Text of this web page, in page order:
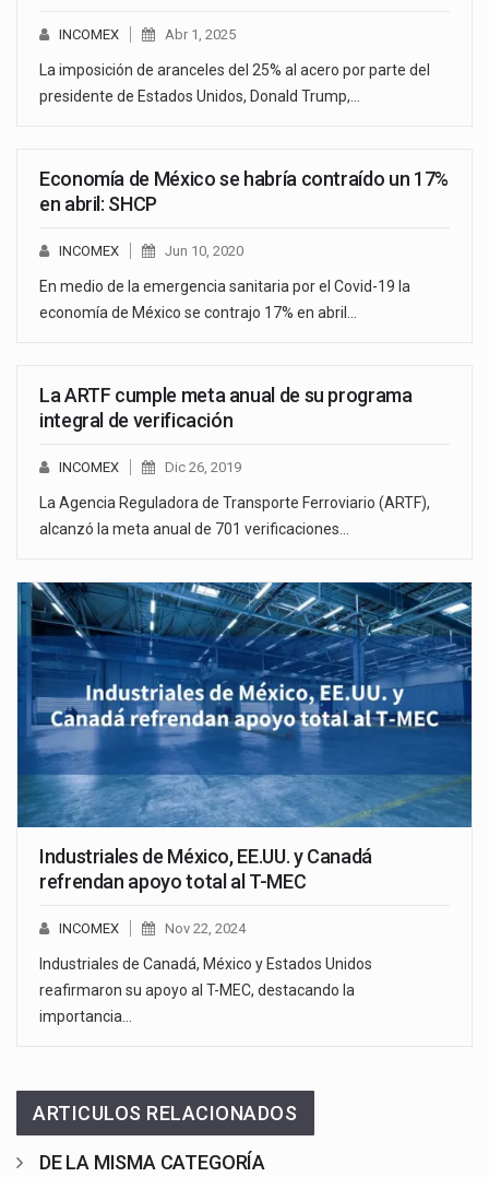
INCOMEX Abr 1, 2025
La imposición de aranceles del 25% al acero por parte del
presidente de Estados Unidos, Donald Trump,…
Economía de México se habría contraído un 17%
en abril: SHCP
INCOMEX Jun 10, 2020
En medio de la emergencia sanitaria por el Covid-19 la
economía de México se contrajo 17% en abril…
La ARTF cumple meta anual de su programa
integral de verificación
INCOMEX Dic 26, 2019
La Agencia Reguladora de Transporte Ferroviario (ARTF),
alcanzó la meta anual de 701 verificaciones…
Industriales de México, EE.UU. y Canadá
refrendan apoyo total al T-MEC
INCOMEX Nov 22, 2024
Industriales de Canadá, México y Estados Unidos
reafirmaron su apoyo al T-MEC, destacando la
importancia…
ARTICULOS RELACIONADOS
DE LA MISMA CATEGORÍA